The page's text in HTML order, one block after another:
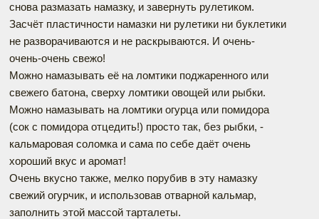
снова размазать намазку, и завернуть рулетиком.
Засчёт пластичности намазки ни рулетики ни буклетики
не разворачиваются и не раскрываются. И очень-
очень-очень свежо!
Можно намазывать её на ломтики поджаренного или
свежего батона, сверху ломтики овощей или рыбки.
Можно намазывать на ломтики огурца или помидора
(сок с помидора отцедить!) просто так, без рыбки, -
кальмаровая соломка и сама по себе даёт очень
хороший вкус и аромат!
Очень вкусно также, мелко порубив в эту намазку
свежий огурчик, и использовав отварной кальмар,
заполнить этой массой тарталеты.